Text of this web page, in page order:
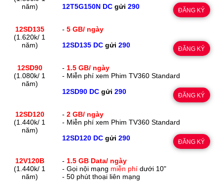
năm)
12T5G150N DCgửi 290 ĐĂNG KÝ
12SD135
(1.620k/ 1
năm)
-5 GB/ ngày
12SD135 DCgửi 290 ĐĂNG KÝ
12SD90
(1.080k/ 1
năm)
- 1.5 GB/ ngày
- Miễn phí xem Phim TV360 Standard
12SD90 DCgửi 290 ĐĂNG KÝ
12SD120
(1.440k/ 1
năm)
-2 GB/ ngày
- Miễn phí xem Phim TV360 Standard
12SD120 DCgửi 290 ĐĂNG KÝ
12V120B
(1.440k/ 1
năm)
- 1.5 GB Data/ ngày
- Gọi nội mạng miễn phídưới 10"
- 50 phút thoại liên mạng